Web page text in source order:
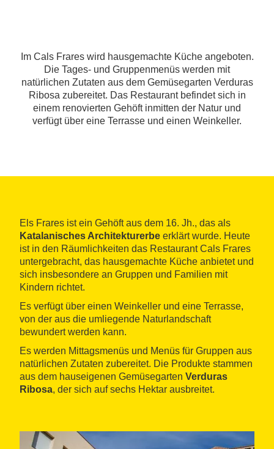
Im Cals Frares wird hausgemachte Küche angeboten.
Die Tages- und Gruppenmenüs werden mit
natürlichen Zutaten aus dem Gemüsegarten Verduras
Ribosa zubereitet. Das Restaurant befindet sich in
einem renovierten Gehöft inmitten der Natur und
verfügt über eine Terrasse und einen Weinkeller.
Els Frares ist ein Gehöft aus dem 16. Jh., das als
Katalanisches Architekturerbe erklärt wurde. Heute
ist in den Räumlichkeiten das Restaurant Cals Frares
untergebracht, das hausgemachte Küche anbietet und
sich insbesondere an Gruppen und Familien mit
Kindern richtet.
Es verfügt über einen Weinkeller und eine Terrasse,
von der aus die umliegende Naturlandschaft
bewundert werden kann.
Es werden Mittagsmenüs und Menüs für Gruppen aus
natürlichen Zutaten zubereitet. Die Produkte stammen
aus dem hauseigenen Gemüsegarten Verduras
Ribosa, der sich auf sechs Hektar ausbreitet.